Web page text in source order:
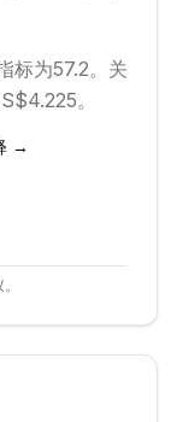
标为57.2。 关
。
→